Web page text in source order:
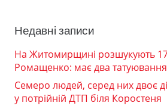
Недавні записи
На Житомирщині розшукують
Ромащенко: має два
Семеро людей, серед них двоє
у потрійній ДТП біля Коростеня